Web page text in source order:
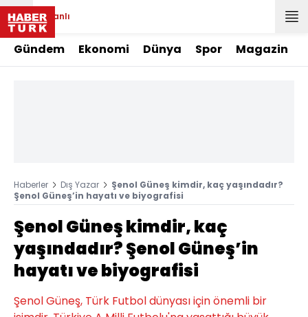
Canlı
Gündem Ekonomi Dünya Spor Magazin
Haberler Dış Yazar
Şenol Güneş kimdir, kaç yaşındadır?
Şenol Güneş’in hayatı ve biyografisi
Şenol Güneş kimdir, kaç
yaşındadır? Şenol Güneş’in
hayatı ve biyografisi
Şenol Güneş, Türk Futbol dünyası için önemli bir